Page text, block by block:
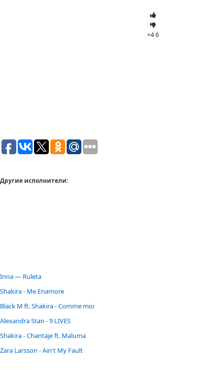
+46
Другие исполнители:
Inna — Ruleta
Shakira - Me Enamore
Black M ft. Shakira - Comme moi
Alexandra Stan - 9 LIVES
Shakira - Chantaje ft. Maluma
Zara Larsson - Ain't My Fault